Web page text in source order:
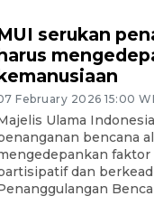
serukan
February 2026 15:00
Ulama
bencana
dan